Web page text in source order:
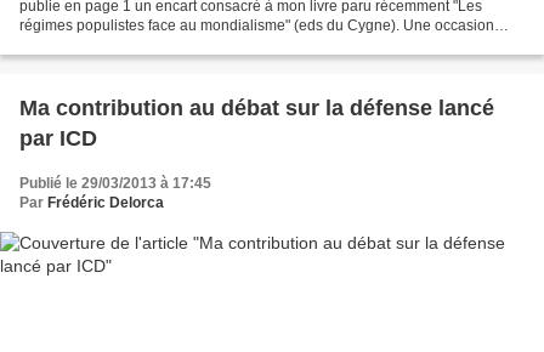
publie en page 1 un encart consacré à mon livre paru récemment "Les
régimes populistes face au mondialisme" (eds du Cygne). Une occasion
Ma contribution au débat sur la défense lancé
par ICD
Publié le 29/03/2013 à 17:45
Par Frédéric Delorca